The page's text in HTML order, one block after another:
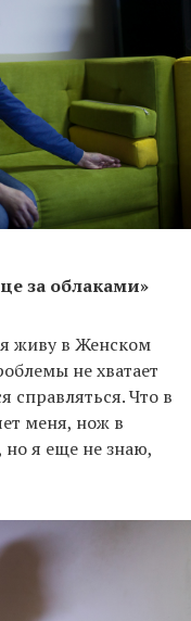
за облаками»
живу в Женском
не хватает
справляться. Что в
меня, нож в
но я еще не знаю,